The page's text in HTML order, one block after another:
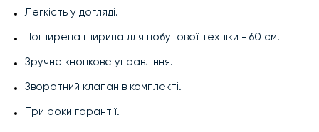
Легкість у догляді.
Поширена ширина для побутової техніки - 60 см.
Зручне кнопкове управління.
Зворотний клапан в комплекті.
Три роки гарантії.